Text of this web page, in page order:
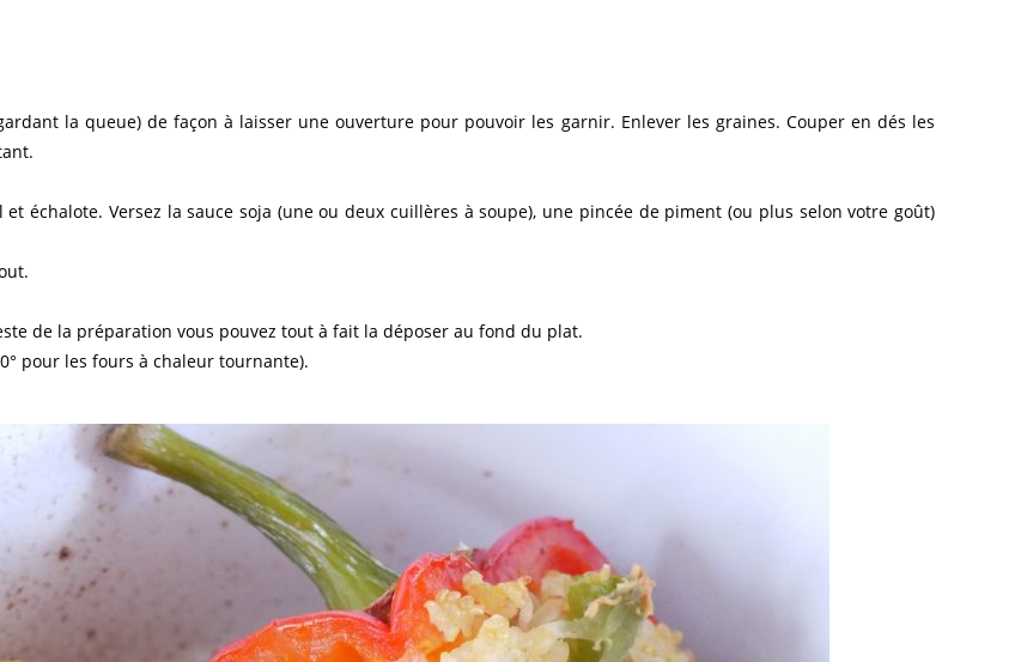
la queue) de façon à laisser une ouverture pour pouvoir les garnir. Enlever les graines. Couper en dés les
échalote. Versez la sauce soja (une ou deux cuillères à soupe), une pincée de piment (ou plus selon votre goût)
de la préparation vous pouvez tout à fait la déposer au fond du plat.
pour les fours à chaleur tournante).